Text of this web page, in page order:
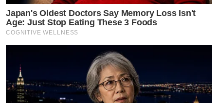
Japan's Oldest Doctors Say Me​mory Lo​ss Isn't
Age: Just Stop Eating These 3 Foods
COGNITIVE WELLNESS